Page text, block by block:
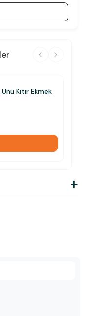
Kıtır Ekmek
+